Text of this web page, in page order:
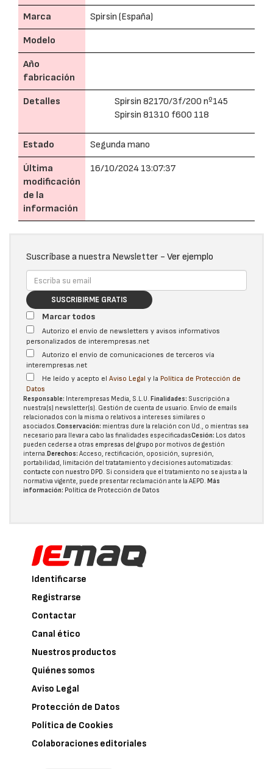
Marca Spirsin (España)
Modelo
Año
fabricación
Detalles
Spirsin 82170/3f/200 nº145
Spirsin 81310 f600 118
Estado Segunda mano
Última
modificación
de la
información
16/10/2024 13:07:37
Suscríbase a nuestra Newsletter - Ver ejemplo
SUSCRIBIRME GRATIS
Marcar todos
Autorizo el envío de newsletters y avisos informativos
personalizados de interempresas.net
Autorizo el envío de comunicaciones de terceros vía
interempresas.net
He leído y acepto el Aviso Legal y la Política de Protección de
Datos
Responsable: Interempresas Media, S.L.U. Finalidades: Suscripción a
nuestra(s) newsletter(s). Gestión de cuenta de usuario. Envío de emails
relacionados con la misma o relativos a intereses similares o
asociados.Conservación: mientras dure la relación con Ud., o mientras sea
necesario para llevar a cabo las finalidades especificadasCesión: Los datos
pueden cederse a otras empresas del grupo por motivos de gestión
interna. Derechos: Acceso, rectificación, oposición, supresión,
portabilidad, limitación del tratatamiento y decisiones automatizadas:
contacte con nuestro DPD. Si considera que el tratamiento no se ajusta a la
normativa vigente, puede presentar reclamación ante la AEPD. Más
información: Política de Protección de Datos
Identificarse
Registrarse
Contactar
Canal ético
Nuestros productos
Quiénes somos
Aviso Legal
Protección de Datos
Política de Cookies
Colaboraciones editoriales